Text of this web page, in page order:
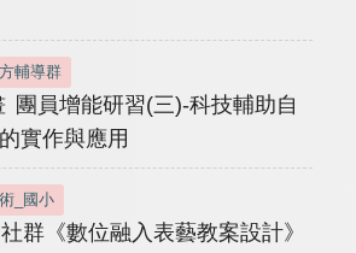
輔導群
團員增能研習(三)-科技輔助自
實作與應用
_國小
群《數位融入表藝教案設計》